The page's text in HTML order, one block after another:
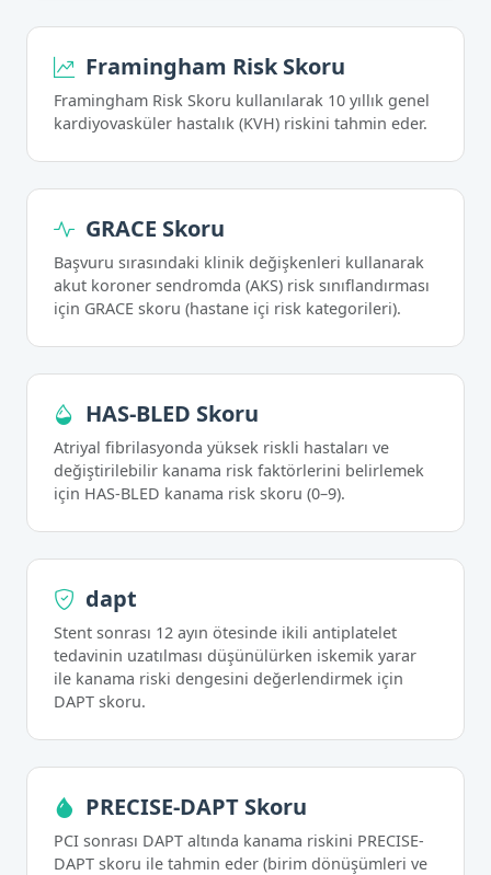
Framingham Risk Skoru
Framingham Risk Skoru kullanılarak 10 yıllık genel
kardiyovasküler hastalık (KVH) riskini tahmin eder.
GRACE Skoru
Başvuru sırasındaki klinik değişkenleri kullanarak
akut koroner sendromda (AKS) risk sınıflandırması
için GRACE skoru (hastane içi risk kategorileri).
HAS-BLED Skoru
Atriyal fibrilasyonda yüksek riskli hastaları ve
değiştirilebilir kanama risk faktörlerini belirlemek
için HAS-BLED kanama risk skoru (0–9).
dapt
Stent sonrası 12 ayın ötesinde ikili antiplatelet
tedavinin uzatılması düşünülürken iskemik yarar
ile kanama riski dengesini değerlendirmek için
DAPT skoru.
PRECISE-DAPT Skoru
PCI sonrası DAPT altında kanama riskini PRECISE-
DAPT skoru ile tahmin eder (birim dönüşümleri ve